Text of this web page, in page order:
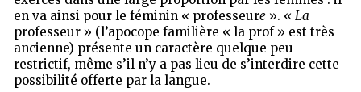
en va ainsi pour le féminin « professeure ». «La
professeur » (l’apocope familière « la prof » est très
ancienne) présente un caractère quelque peu
restrictif, même s’il n’y a pas lieu de s’interdire cette
possibilité offerte par la langue.